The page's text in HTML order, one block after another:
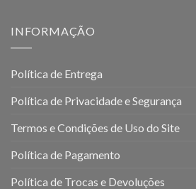
INFORMAÇÃO
Política de Entrega
Política de Privacidade e Segurança
Termos e Condições de Uso do Site
Política de Pagamento
Política de Trocas e Devoluções